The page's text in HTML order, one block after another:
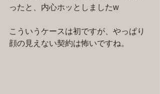
ったと、内心ホッとしましたw
こういうケースは初ですが、やっぱり
顔の見えない契約は怖いですね。